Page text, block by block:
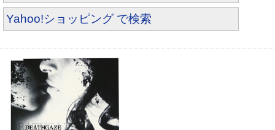
Yahoo!ショッピング で検索